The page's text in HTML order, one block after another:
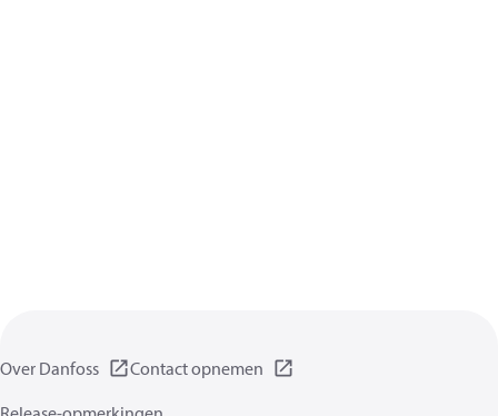
Over Danfoss
Contact opnemen